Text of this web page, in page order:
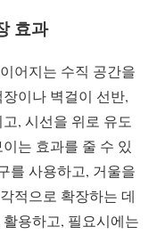
효과
어지는 수직 공간을
이나 벽걸이 선반,
, 시선을 위로 유도
는 효과를 줄 수 있
를 사용하고, 거울을
적으로 확장하는 데
용하고, 필요시에는